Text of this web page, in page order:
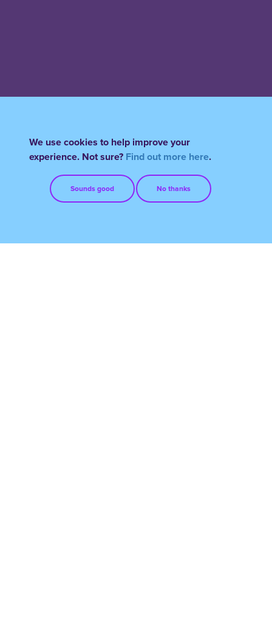
We use cookies to help improve your
experience. Not sure? Find out more here.
Sounds good No thanks